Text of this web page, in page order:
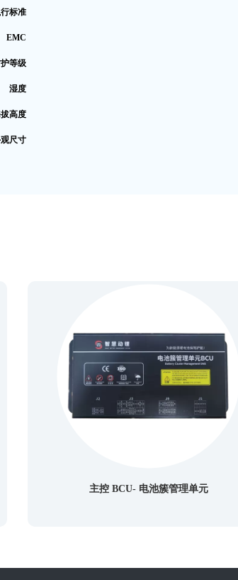
标准
EMC
等级
湿度
高度
尺寸
主控 BCU- 电池簇管理单元